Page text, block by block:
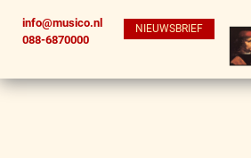
info@musico.nl
088-6870000
NIEUWSBRIEF